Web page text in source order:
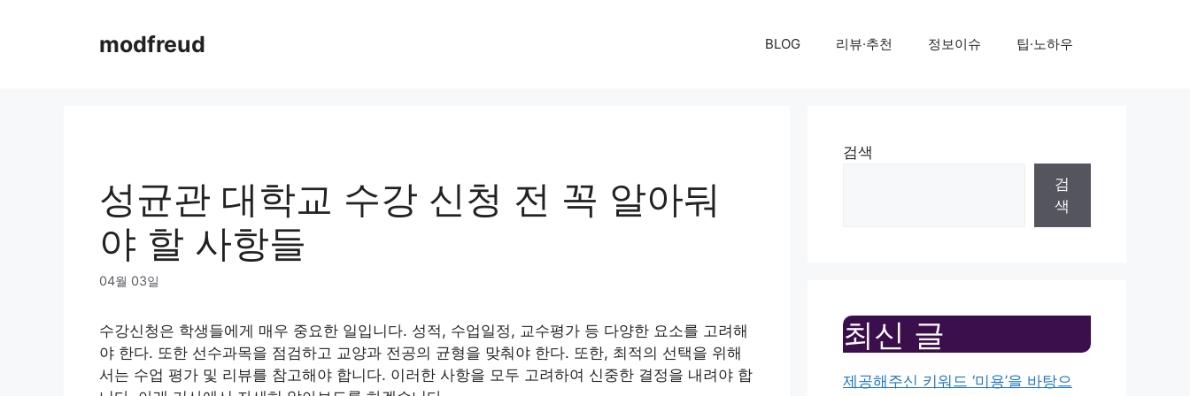
modfreud BLOG 리뷰·추천 정보이슈 팁·노하우
성균관 대학교 수강 신청 전 꼭 알아둬
야 할 사항들
04월 03일
수강신청은 학생들에게 매우 중요한 일입니다. 성적, 수업일정, 교수평가 등 다양한 요소를 고려해
야 한다. 또한 선수과목을 점검하고 교양과 전공의 균형을 맞춰야 한다. 또한, 최적의 선택을 위해
서는 수업 평가 및 리뷰를 참고해야 합니다. 이러한 사항을 모두 고려하여 신중한 결정을 내려야 합
검색
검
색
최신 글
제공해주신 키워드 ‘미용’을 바탕으